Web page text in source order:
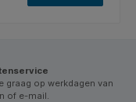
graag op werkdagen van
of e-mail.